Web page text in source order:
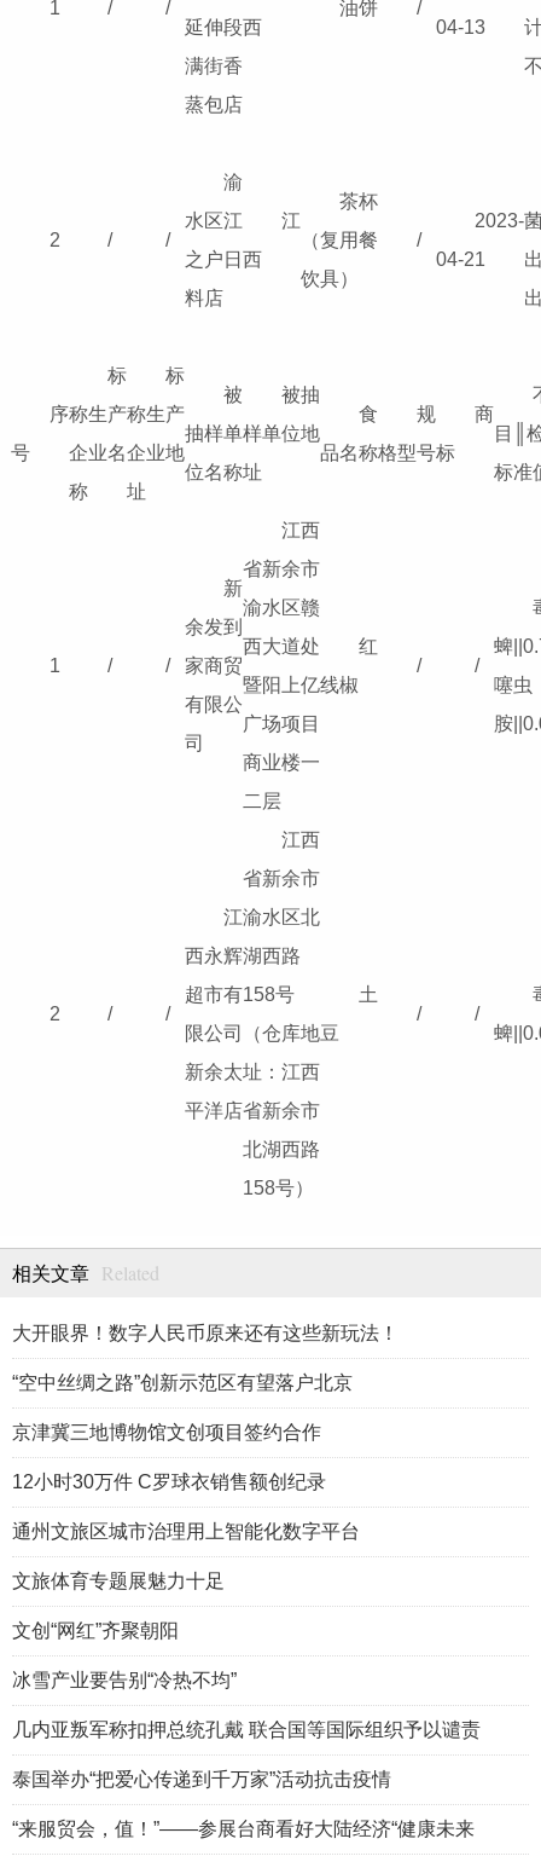
1 /
/
延伸段
满街香
蒸包店
西
油饼
/
04-13
2 / /
渝
水区江
之户日
料店
江
西
茶杯
（复用餐
饮具）
/
2023-
04-21
序
号
标
称生产
企业名
称
标
称生产
企业地
址
被
抽样单
位名称
被抽
样单位地
址
食
品名称
规
格型号
商
标
目║
标准
1 / /
新
余发到
家商贸
有限公
司
江西
省新余市
渝水区赣
西大道处
暨阳上亿
广场项目
商业楼一
二层
红
线椒
/ /
蜱
噻虫
胺
2 / /
江
西永辉
超市有
限公司
新余太
平洋店
江西
省新余市
渝水区北
湖西路
158号
（仓库地
址：江西
省新余市
北湖西路
158号）
土
豆
/ /
蜱
相关文章 Related
大开眼界！数字人民币原来还有这些新玩法！
“空中丝绸之路”创新示范区有望落户北京
京津冀三地博物馆文创项目签约合作
12小时30万件 C罗球衣销售额创纪录
通州文旅区城市治理用上智能化数字平台
文旅体育专题展魅力十足
文创“网红”齐聚朝阳
冰雪产业要告别“冷热不均”
几内亚叛军称扣押总统孔戴 联合国等国际组织予以谴责
泰国举办“把爱心传递到千万家”活动抗击疫情
“来服贸会，值！”——参展台商看好大陆经济“健康未来